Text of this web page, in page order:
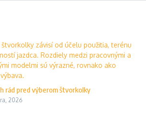
rád pred výberom štvorkolky
2026